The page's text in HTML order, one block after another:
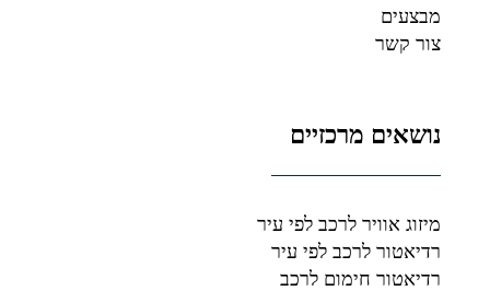
מבצעים
צור קשר
נושאים מרכזיים
מיזוג אוויר לרכב לפי עיר
רדיאטור לרכב לפי עיר
רדיאטור חימום לרכב